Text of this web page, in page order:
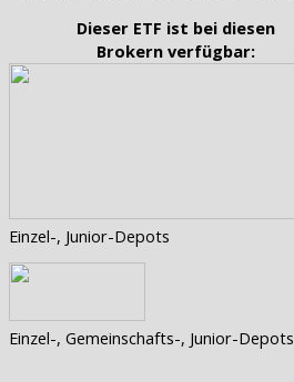
Dieser ETF ist bei diesen
Brokern verfügbar:
Einzel-, Junior-Depots
Einzel-, Gemeinschafts-, Junior-Depots